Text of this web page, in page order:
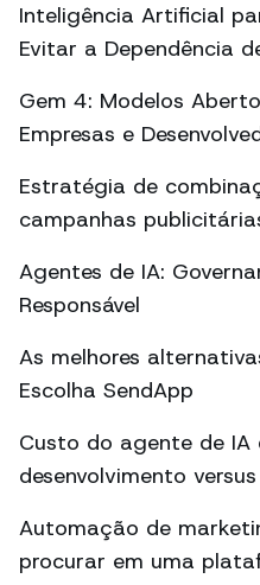
Inteligência Artificial
Evitar a Dependência
Gem 4: Modelos
Empresas e
Estratégia de
campanhas
Agentes de IA:
Responsável
As melhores
Escolha SendApp
Custo do agente de IA
desenvolvimento
Automação de
procurar em uma